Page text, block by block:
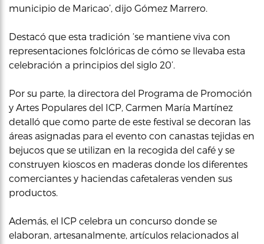
municipio de Maricao’, dijo Gómez Marrero.
Destacó que esta tradición ‘se mantiene viva con
representaciones folclóricas de cómo se llevaba esta
celebración a principios del siglo 20’.
Por su parte, la directora del Programa de Promoción
y Artes Populares del ICP, Carmen María Martínez
detalló que como parte de este festival se decoran las
áreas asignadas para el evento con canastas tejidas en
bejucos que se utilizan en la recogida del café y se
construyen kioscos en maderas donde los diferentes
comerciantes y haciendas cafetaleras venden sus
productos.
Además, el ICP celebra un concurso donde se
elaboran, artesanalmente, artículos relacionados al